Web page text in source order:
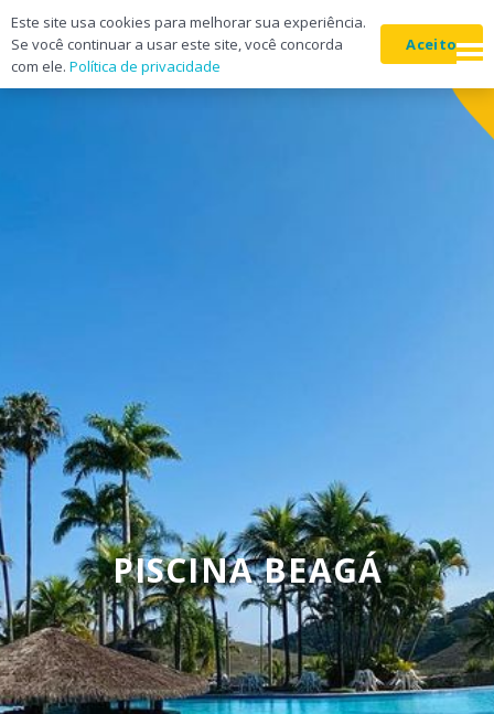
PISCINA BEAGÁ
Este site usa cookies para melhorar sua experiência.
Se você continuar a usar este site, você concorda
com ele. Política de privacidade
Aceito